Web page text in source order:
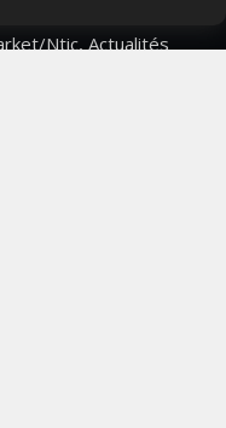
Ntic, Actualités